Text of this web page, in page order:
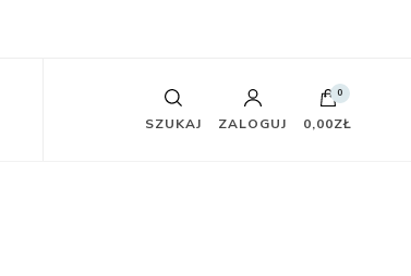
SZUKAJ ZALOGUJ
0
0,00ZŁ